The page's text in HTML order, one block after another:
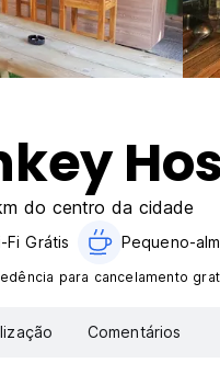
do centro da cidade
Fi Grátis Pequeno-
para cancelamento
Comentários